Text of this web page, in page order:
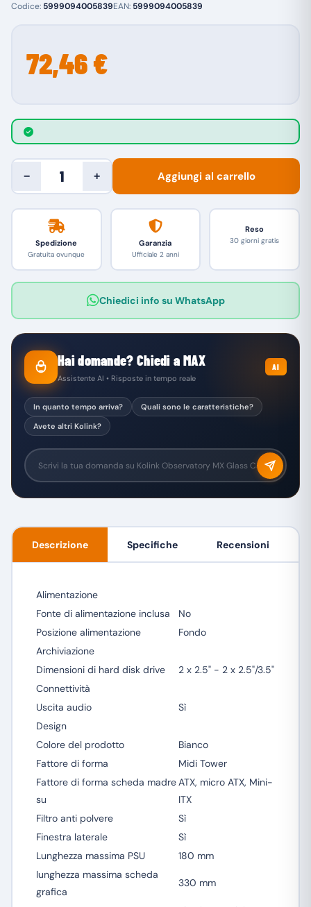
Codice: 5999094005839EAN: 5999094005839
72,46 €
− + Aggiungi al carrello
Spedizione
Gratuita ovunque
Garanzia
Ufficiale 2 anni
Reso
30 giorni gratis
Chiedici info su WhatsApp
Hai domande? Chiedi a MAX
Assistente AI • Risposte in tempo reale
AI
In quanto tempo arriva?
Quali sono le caratteristiche?
Avete altri Kolink?
Descrizione Specifiche Recensioni
Alimentazione
Fonte di alimentazione inclusa
No
Posizione alimentazione
Fondo
Archiviazione
Dimensioni di hard disk drive
2 x 2.5" - 2 x 2.5"/3.5"
Connettività
Uscita audio
Sì
Design
Colore del prodotto
Bianco
Fattore di forma
Midi Tower
Fattore di forma scheda madre
su
ATX, micro ATX, Mini-
ITX
Filtro anti polvere
Sì
Finestra laterale
Sì
Lunghezza massima PSU
180 mm
lunghezza massima scheda
grafica
330 mm